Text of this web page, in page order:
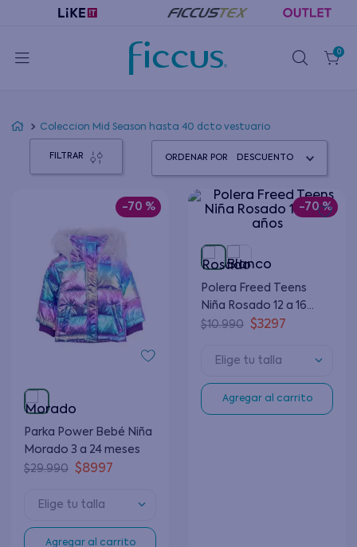
0
Coleccion Mid Season hasta 40 dcto vestuario
FILTRAR ORDENAR POR DESCUENTO
-70 %
Parka Power Bebé Niña
Morado 3 a 24 meses
$29.990 $8997
Elige tu talla
Agregar al carrito
-70 %
Polera Freed Teens
Niña Rosado 12 a 16
años
$10.990 $3297
Elige tu talla
Agregar al carrito